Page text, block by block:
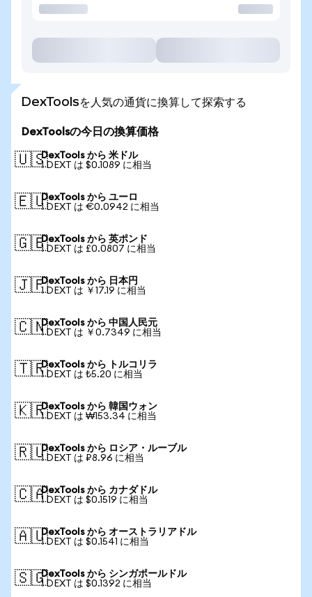
DexToolsを人気の通貨に換算して探索する
DexToolsの今日の換算価格
🇺🇸DexTools から 米ドル
1 DEXT は $0.1089 に相当
🇪🇺DexTools から ユーロ
1 DEXT は €0.0942 に相当
🇬🇧DexTools から 英ポンド
1 DEXT は £0.0807 に相当
🇯🇵DexTools から 日本円
1 DEXT は ￥17.19 に相当
🇨🇳DexTools から 中国人民元
1 DEXT は ￥0.7349 に相当
🇹🇷DexTools から トルコリラ
1 DEXT は ₺5.20 に相当
🇰🇷DexTools から 韓国ウォン
1 DEXT は ₩153.34 に相当
🇷🇺DexTools から ロシア・ルーブル
1 DEXT は ₽8.96 に相当
🇨🇦DexTools から カナダドル
1 DEXT は $0.1519 に相当
🇦🇺DexTools から オーストラリアドル
1 DEXT は $0.1541 に相当
🇸🇬DexTools から シンガポールドル
1 DEXT は $0.1392 に相当